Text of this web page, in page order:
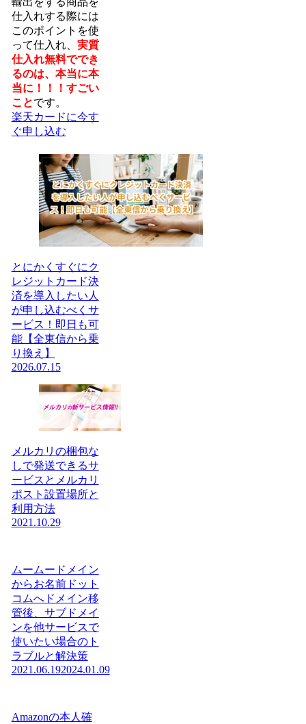
仕入れする際には
このポイントを使
って仕入れ、 実質
仕入れ無料ででき
るのは、本当に本
当に！！！すごい
ことです。
楽天カードに今す
ぐ申し込む
とにかくすぐにク
レジットカード決
済を導入したい人
が申し込むべくサ
ービス！即日も可
能【全東信から乗
り換え】
2026.07.15
メルカリの梱包な
しで発送できるサ
ービスとメルカリ
ポスト設置場所と
利用方法
2021.10.29
ムームードメイン
からお名前ドット
コムへドメイン移
管後、サブドメイ
ンを他サービスで
使いたい場合のト
ラブルと解決策
2021.06.192024.01.09
Amazonの本人確